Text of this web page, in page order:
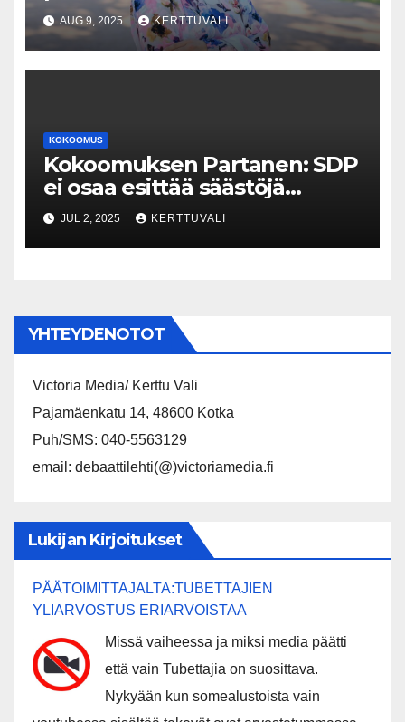
puoluesihteeriksi Maggie
Keskisen
AUG 9, 2025 KERTTUVALI
KOKOOMUS
Kokoomuksen Partanen: SDP
ei osaa esittää säästöjä
tuhlaamatta niitä heti uusiin
kohteisiin
JUL 2, 2025 KERTTUVALI
YHTEYDENOTOT
Victoria Media/ Kerttu Vali
Pajamäenkatu 14, 48600 Kotka
Puh/SMS: 040-5563129
email: debaattilehti(@)victoriamedia.fi
Lukijan Kirjoitukset
PÄÄTOIMITTAJALTA:TUBETTAJIEN
YLIARVOSTUS ERIARVOISTAA
Missä vaiheessa ja miksi media päätti
että vain Tubettajia on suosittava.
Nykyään kun somealustoista vain